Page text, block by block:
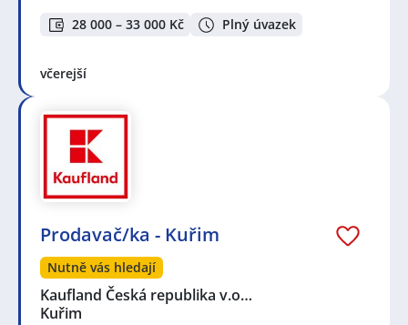
28 000 – 33 000 Kč Plný úvazek
včerejší
Prodavač/ka - Kuřim
Nutně vás hledají
Kaufland Česká republika v.o…
Kuřim